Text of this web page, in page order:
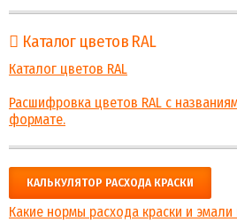
Каталог цветов RAL
Каталог цветов RAL
Расшифровка цветов RAL с
формате.
КАЛЬКУЛЯТОР РАСХОДА КРАСКИ
Какие нормы расхода краски и эмали